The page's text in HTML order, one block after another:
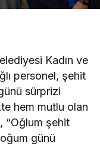
Kadın ve
personel, şehit
sürprizi
hem mutlu olan
“Oğlum şehit
günü